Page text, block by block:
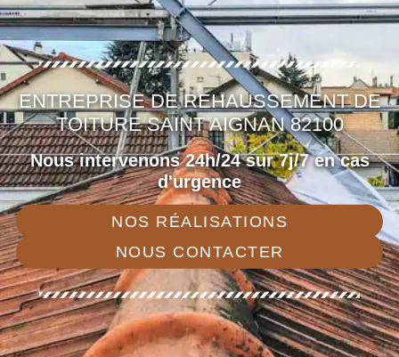
ENTREPRISE DE REHAUSSEMENT DE
TOITURE SAINT AIGNAN 82100
Nous intervenons 24h/24 sur 7j/7 en cas
d'urgence
NOS RÉALISATIONS
NOUS CONTACTER